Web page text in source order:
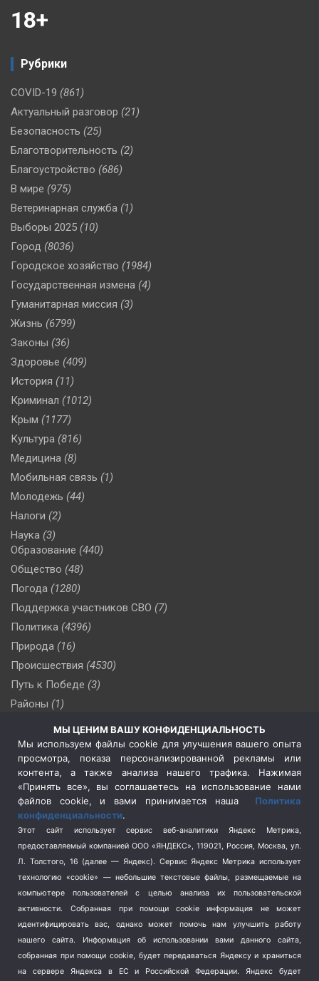
18+
Рубрики
COVID-19 (861)
Актуальный разговор (21)
Безопасность (25)
Благотворительность (2)
Благоустройство (686)
В мире (975)
Ветеринарная служба (1)
Выборы 2025 (10)
Город (8036)
Городское хозяйство (1984)
Государственная измена (4)
Гуманитарная миссия (3)
Жизнь (6799)
Законы (36)
Здоровье (409)
История (11)
Криминал (1012)
Крым (1177)
Культура (816)
Медицина (8)
Мобильная связь (1)
Молодежь (44)
Налоги (2)
Наука (3)
Образование (440)
Общество (48)
Погода (1280)
Поддержка участников СВО (7)
Политика (4396)
Природа (16)
Происшествия (4530)
Путь к Победе (3)
Районы (1)
(510)
Сельское хозяйство (3)
Социальная политика
(3)
Спецоперация в Украине
Спецоперация на Украине
(404)
Спорт (740)
Терроризм (1)
Транспорт (262)
Туризм (178)
Флот (76)
Школа и спорт (2)
Экология (8)
МЫ ЦЕНИМ ВАШУ КОНФИДЕНЦИАЛЬНОСТЬ
Мы используем файлы cookie для улучшения вашего опыта
просмотра, показа персонализированной рекламы или
контента, а также анализа нашего трафика. Нажимая
«Принять все», вы соглашаетесь на использование нами
файлов cookie, и вами принимается наша Политика
конфиденциальности.
Этот сайт использует сервис веб-аналитики Яндекс Метрика,
предоставляемый компанией ООО «ЯНДЕКС», 119021, Россия, Москва, ул.
Л. Толстого, 16 (далее — Яндекс). Сервис Яндекс Метрика использует
технологию «cookie» — небольшие текстовые файлы, размещаемые на
компьютере пользователей с целью анализа их пользовательской
активности.
Собранная при помощи cookie информация не может
идентифицировать вас, однако может помочь нам улучшить работу
нашего сайта. Информация об использовании вами данного сайта,
собранная при помощи cookie, будет передаваться Яндексу и храниться
на сервере Яндекса в ЕС и Российской Федерации. Яндекс будет